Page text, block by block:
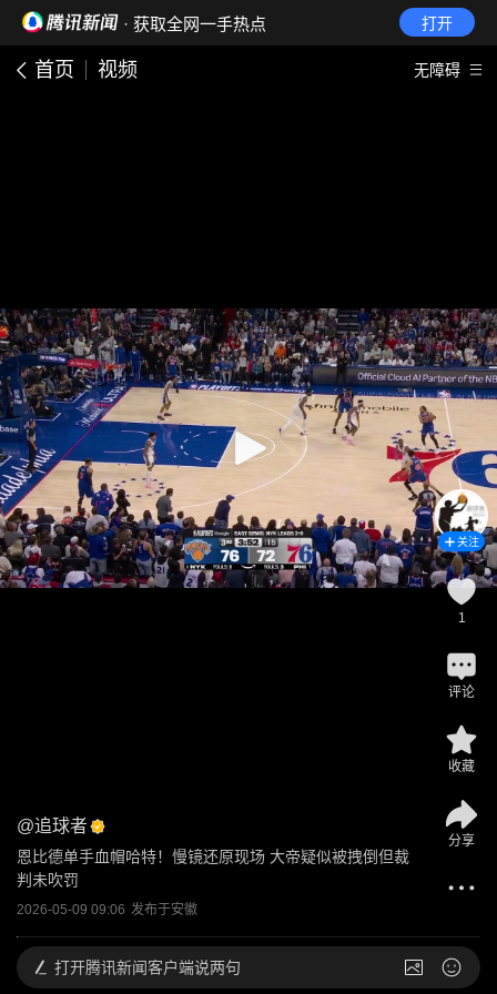
· 获取全网一手热点 打开
首页 视频 无障碍
@追球者
恩比德单手血帽哈特！慢镜还原现场 大帝疑似被拽倒但裁
判未吹罚
2026-05-09 09:06 发布于安徽
关注
1
评论
收藏
分享
打开腾讯新闻客户端说两句